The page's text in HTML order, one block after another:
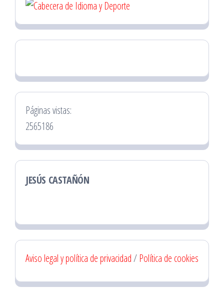
Páginas vistas:
2565186
JESÚS CASTAÑÓN
Aviso legal y política de privacidad/ Política de cookies